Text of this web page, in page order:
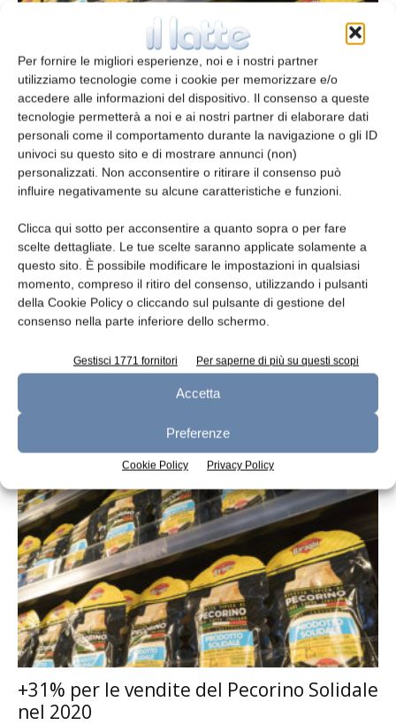
Per fornire le migliori esperienze, noi e i nostri partner
utilizziamo tecnologie come i cookie per memorizzare e/o
accedere alle informazioni del dispositivo. Il consenso a queste
tecnologie permetterà a noi e ai nostri partner di elaborare dati
personali come il comportamento durante la navigazione o gli ID
univoci su questo sito e di mostrare annunci (non)
personalizzati. Non acconsentire o ritirare il consenso può
influire negativamente su alcune caratteristiche e funzioni.
Clicca qui sotto per acconsentire a quanto sopra o per fare
scelte dettagliate. Le tue scelte saranno applicate solamente a
questo sito. È possibile modificare le impostazioni in qualsiasi
momento, compreso il ritiro del consenso, utilizzando i pulsanti
della Cookie Policy o cliccando sul pulsante di gestione del
consenso nella parte inferiore dello schermo.
Gestisci 1771 fornitori Per saperne di più su questi scopi
Accetta
Preferenze
Cookie Policy Privacy Policy
Pecorino etico solidale: rialzo a volume
nonostante il difficile contesto
redazione 3 Ottobre 2022
Biraghi scommette sulla ricotta
redazione 27 Agosto 2021
+31% per le vendite del Pecorino Solidale
nel 2020